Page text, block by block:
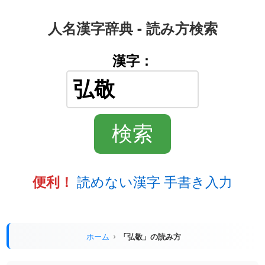
人名漢字辞典 - 読み方検索
漢字：
便利！ 読めない漢字 手書き入力
ホーム 「弘敬」の読み方